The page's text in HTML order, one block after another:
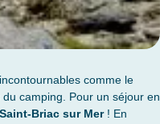
comme le
camping. Pour un séjour en
Saint-Briac sur Mer! En